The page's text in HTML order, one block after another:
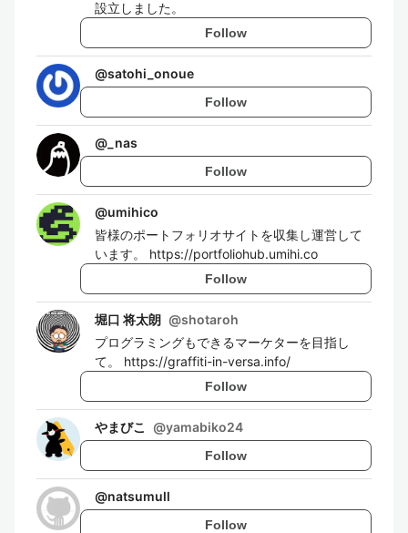
設立しました。
Follow
@satohi_onoue
Follow
@ _nas
Follow
@umihico
皆様のポートフォリオサイトを収集し運営して
います。 https://portfoliohub.umihi.co
Follow
堀口 将太朗 @shotaroh
プログラミングもできるマーケターを目指し
て。 https://graffiti-in-versa.info/
Follow
やまびこ @yamabiko24
Follow
@natsumull
Follow